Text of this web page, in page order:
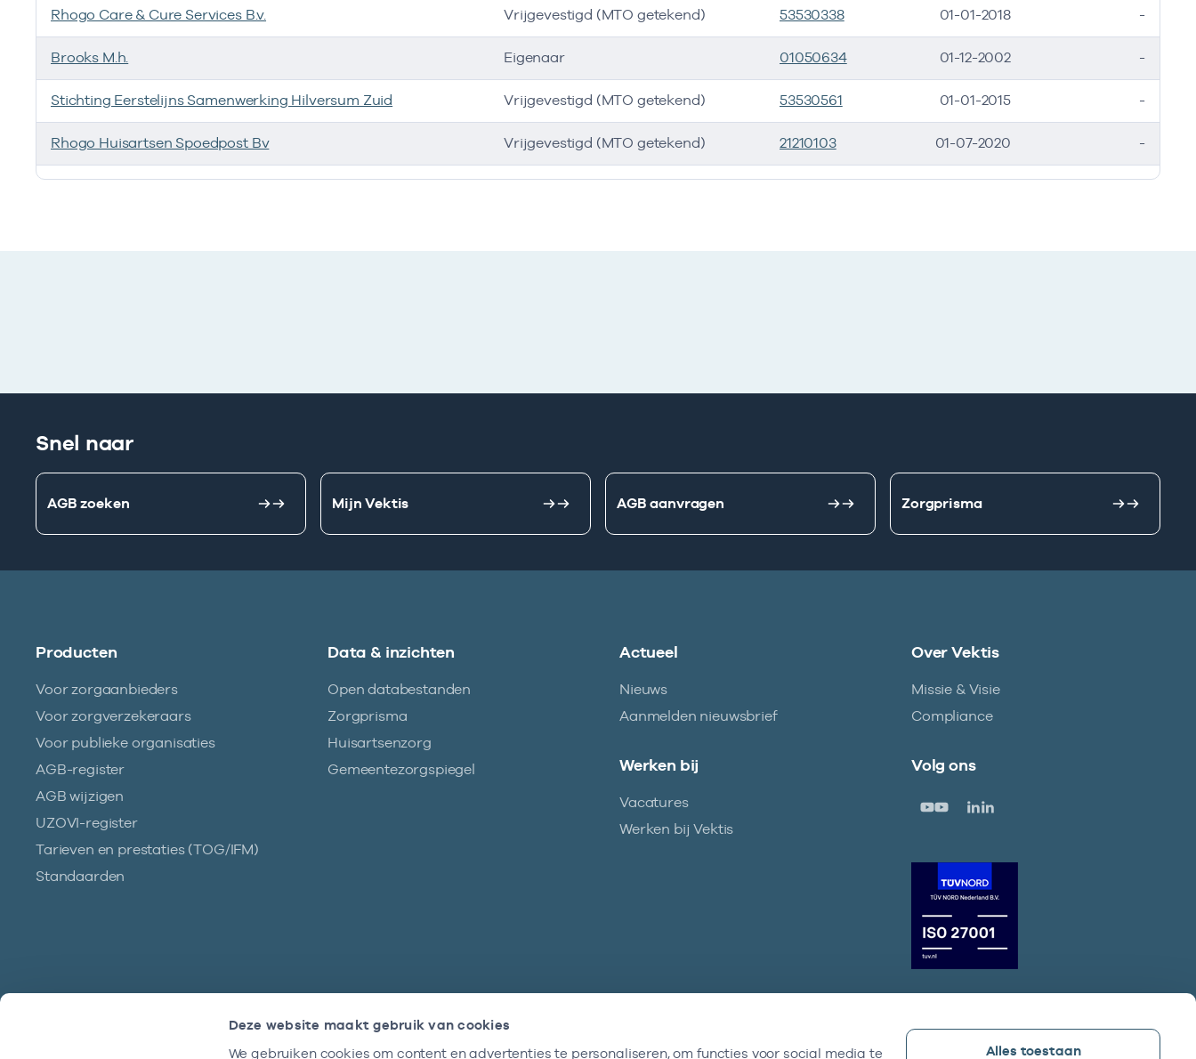
Deze website maakt gebruik van cookies
We gebruiken cookies om content en advertenties te personaliseren, om functies voor social media te
Alles toestaan
Ik heb een arbeidsrelatie met
Rhogo Care & Cure Services B.v. Vrijgevestigd (MTO getekend) 53530338 01-01-2018 -
Brooks M.h. Eigenaar 01050634 01-12-2002 -
Stichting Eerstelijns Samenwerking Hilversum Zuid Vrijgevestigd (MTO getekend) 53530561 01-01-2015 -
Rhogo Huisartsen Spoedpost Bv Vrijgevestigd (MTO getekend) 21210103 01-07-2020 -
Snel naar
AGB zoeken Mijn Vektis AGB aanvragen Zorgprisma
Producten
Voor zorgaanbieders
Voor zorgverzekeraars
Voor publieke organisaties
AGB-register
AGB wijzigen
UZOVI-register
Tarieven en prestaties (TOG/IFM)
Standaarden
Data & inzichten
Open databestanden
Zorgprisma
Huisartsenzorg
Gemeentezorgspiegel
Actueel
Nieuws
Aanmelden nieuwsbrief
Over Vektis
Missie & Visie
Compliance
Werken bij
Vacatures
Werken bij Vektis
Volg ons